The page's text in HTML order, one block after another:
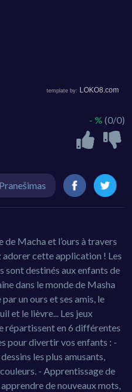
- % (0/0)
Pranešimas
Macha et l’ours à travers
adorer cette application ! Les
sont destinés aux enfants de
dans le monde de Masha
un ours et ses amis, le
et le lièvre... Les jeux
répartissent en 6 différentes
pour divertir vos enfants : -
les plus amusants,
- Apprentissage de
de nouveaux mots,